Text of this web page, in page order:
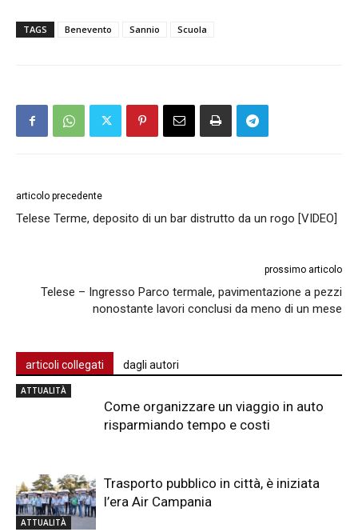
TAGS Benevento Sannio Scuola
articolo precedente
Telese Terme, deposito di un bar distrutto da un rogo [VIDEO]
prossimo articolo
Telese – Ingresso Parco termale, pavimentazione a pezzi
nonostante lavori conclusi da meno di un mese
articoli collegati dagli autori
ATTUALITÀ
Come organizzare un viaggio in auto
risparmiando tempo e costi
ATTUALITÀ
Trasporto pubblico in città, è iniziata
l’era Air Campania